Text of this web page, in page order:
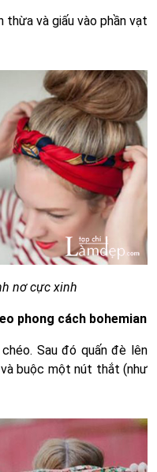
thừa và giấu vào phần vạt
nơ cực xinh
phong cách bohemian
Sau đó quấn đè lên
buộc một nút thắt (như